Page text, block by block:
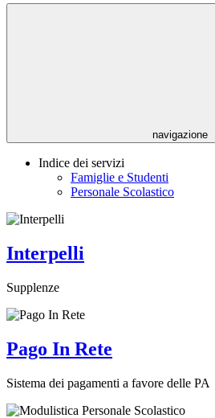
navigazione
Indice dei servizi
Famiglie e Studenti
Personale Scolastico
Interpelli
Supplenze
Pago In Rete
Sistema dei pagamenti a favore delle PA